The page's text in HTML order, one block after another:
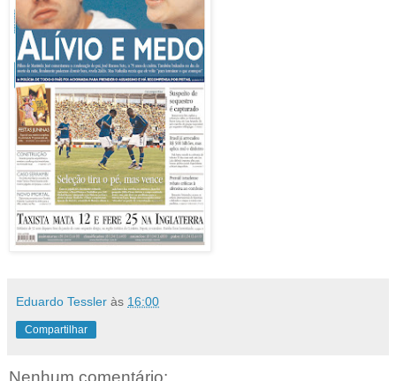
Eduardo Tessler às 16:00
Compartilhar
Nenhum comentário: